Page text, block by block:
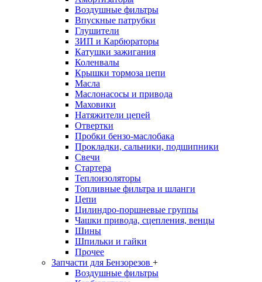
Воздушные фильтры
Впускные патрубки
Глушители
ЗИП и Карбюраторы
Катушки зажигания
Коленвалы
Крышки тормоза цепи
Масла
Маслонасосы и привода
Маховики
Натяжители цепей
Отвертки
Пробки бензо-маслобака
Прокладки, сальники, подшипники
Свечи
Стартера
Теплоизоляторы
Топливные фильтра и шланги
Цепи
Цилиндро-поршневые группы
Чашки привода, сцепления, венцы
Шины
Шпильки и гайки
Прочее
Запчасти для Бензорезов +
Воздушные фильтры